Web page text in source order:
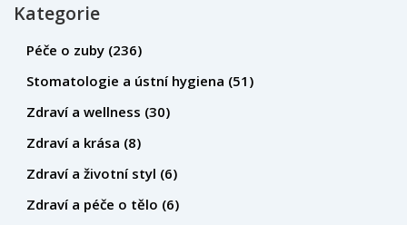
Kategorie
Péče o zuby (236)
Stomatologie a ústní hygiena (51)
Zdraví a wellness (30)
Zdraví a krása (8)
Zdraví a životní styl (6)
Zdraví a péče o tělo (6)